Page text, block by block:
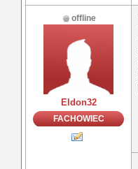
offline
Eldon32
FACHOWIEC